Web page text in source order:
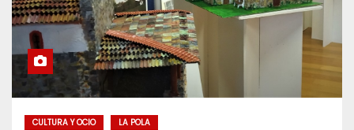
CULTURA Y OCIO LA POLA